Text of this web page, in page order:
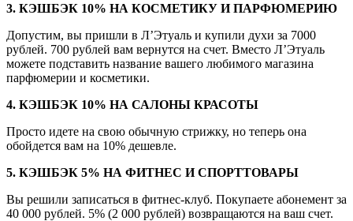
3. КЭШБЭК 10% НА КОСМЕТИКУ И ПАРФЮМЕРИЮ
Допустим, вы пришли в Л’Этуаль и купили духи за 7000
рублей. 700 рублей вам вернутся на счет. Вместо Л’Этуаль
можете подставить название вашего любимого магазина
парфюмерии и косметики.
4. КЭШБЭК 10% НА САЛОНЫ КРАСОТЫ
Просто идете на свою обычную стрижку, но теперь она
обойдется вам на 10% дешевле.
5. КЭШБЭК 5% НА ФИТНЕС И СПОРТТОВАРЫ
Вы решили записаться в фитнес-клуб. Покупаете абонемент за
40 000 рублей. 5% (2 000 рублей) возвращаются на ваш счет.